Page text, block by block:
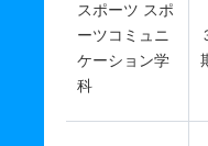
スポーツ スポ
ーツコミュニ
ケーション学
科